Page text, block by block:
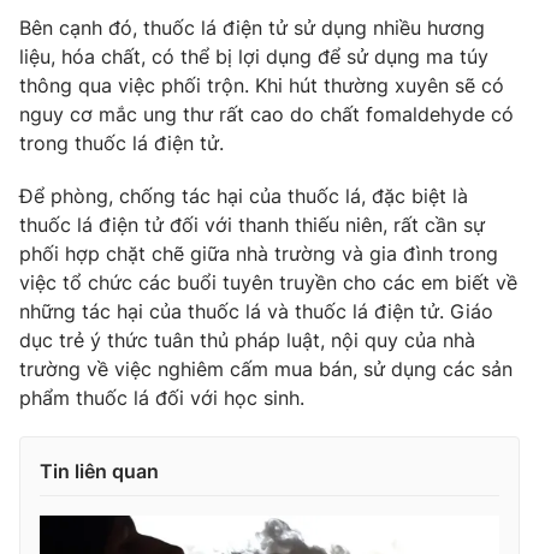
Photo Infographic
Video Shorts video
VTV Money VTV Thể thao
VTV Sức khoẻ Bất động sản
Thị trường 24h Tấm lòng Việt
VTV4 Vươn mình bằng AI
VTV9
Liên hệ tòa soạn English
Bên cạnh đó, thuốc lá điện tử sử dụng nhiều hương
liệu, hóa chất, có thể bị lợi dụng để sử dụng ma túy
thông qua việc phối trộn. Khi hút thường xuyên sẽ có
nguy cơ mắc ung thư rất cao do chất fomaldehyde có
trong thuốc lá điện tử.
Để phòng, chống tác hại của thuốc lá, đặc biệt là
thuốc lá điện tử đối với thanh thiếu niên, rất cần sự
phối hợp chặt chẽ giữa nhà trường và gia đình trong
việc tổ chức các buổi tuyên truyền cho các em biết về
những tác hại của thuốc lá và thuốc lá điện tử. Giáo
dục trẻ ý thức tuân thủ pháp luật, nội quy của nhà
trường về việc nghiêm cấm mua bán, sử dụng các sản
phẩm thuốc lá đối với học sinh.
Tin liên quan